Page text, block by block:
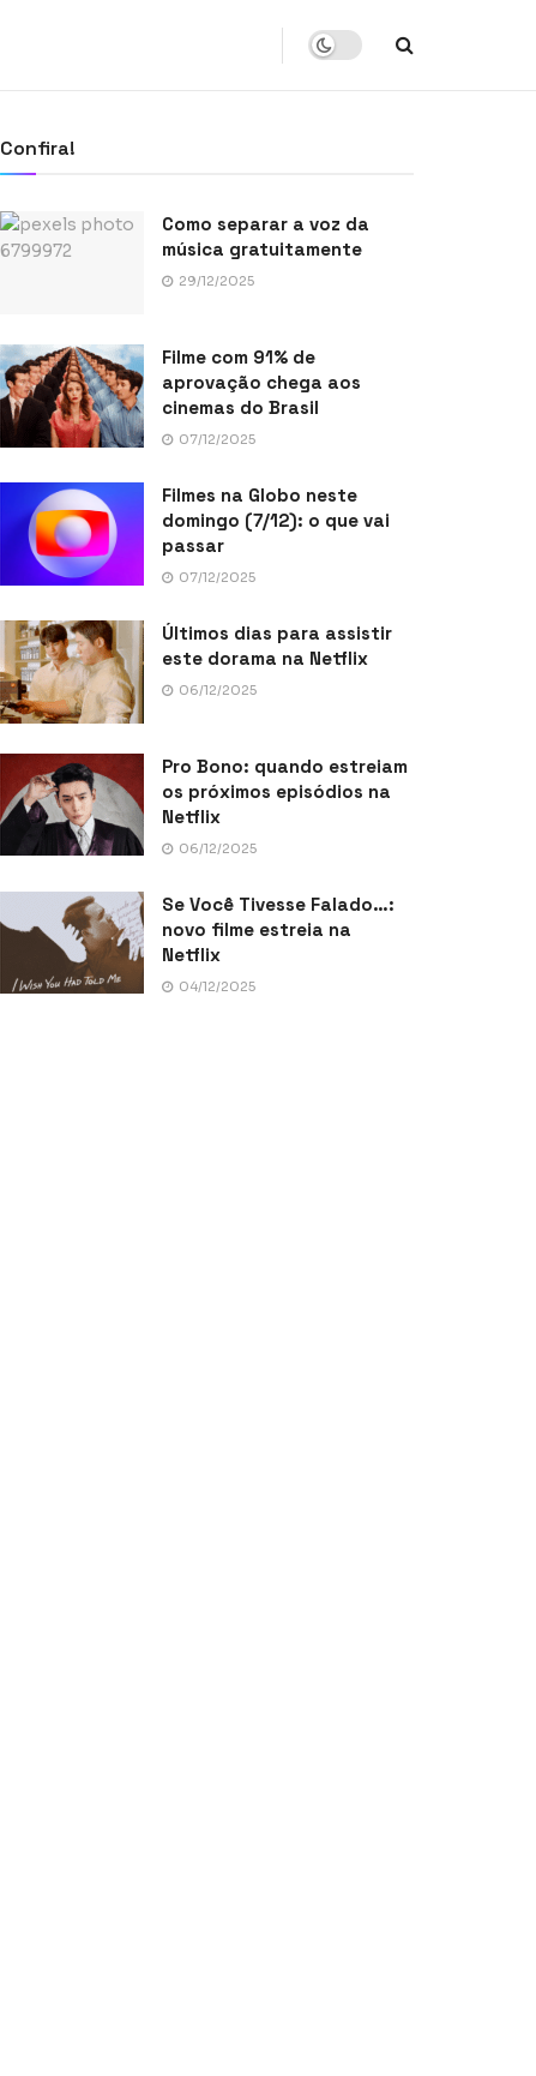
Confira!
Como separar a voz da
música gratuitamente
29/12/2025
Filme com 91% de
aprovação chega aos
cinemas do Brasil
07/12/2025
Filmes na Globo neste
domingo (7/12): o que vai
passar
07/12/2025
Últimos dias para assistir
este dorama na Netflix
06/12/2025
Pro Bono: quando estreiam
os próximos episódios na
Netflix
06/12/2025
Se Você Tivesse Falado…:
novo filme estreia na
Netflix
04/12/2025